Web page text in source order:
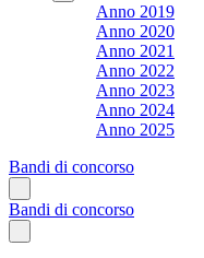
Anno 2019
Anno 2020
Anno 2021
Anno 2022
Anno 2023
Anno 2024
Anno 2025
Bandi di concorso
Bandi di concorso